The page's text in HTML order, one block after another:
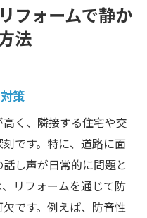
果を長持ちさせる方
られる静寂
最大化する方法
れを防ぐ施工ポイン
た床防音材の選択
フォームで静か
法
策
く、隣接する住宅や交
です。特に、道路に面
し声が日常的に問題と
リフォームを通じて防
です。例えば、防音性